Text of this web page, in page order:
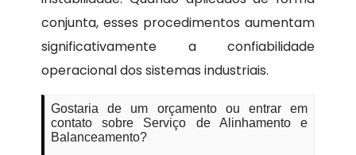
conjunta, esses procedimentos aumentam
significativamente a confiabilidade
operacional dos sistemas industriais.
Gostaria de um orçamento ou entrar em
contato sobre Serviço de Alinhamento e
Balanceamento?